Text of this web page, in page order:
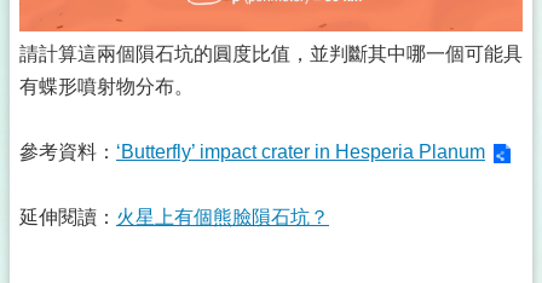
請計算這兩個隕石坑的圓度比值，並判斷其中哪一個可能具
有蝶形噴射物分布。
參考資料： ‘Butterfly’ impact crater in Hesperia Planum
延伸閱讀： 火星上有個熊臉隕石坑？